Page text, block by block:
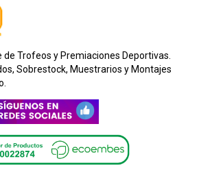
de Trofeos y Premiaciones Deportivas.
Sobrestock, Muestrarios y Montajes